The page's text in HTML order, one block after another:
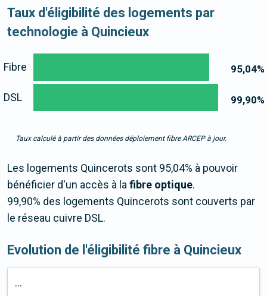
Taux d'éligibilité des logements par
technologie à Quincieux
95,04%
99,90%
Fibre
DSL
Taux calculé à partir des données déploiement fibre ARCEP à jour.
Les logements Quincerots sont 95,04% à pouvoir
bénéficier d'un accès à lafibre optique.
99,90% des logements Quincerots sont couverts par
le réseau cuivre DSL.
Evolution de l'éligibilité fibre à Quincieux
...